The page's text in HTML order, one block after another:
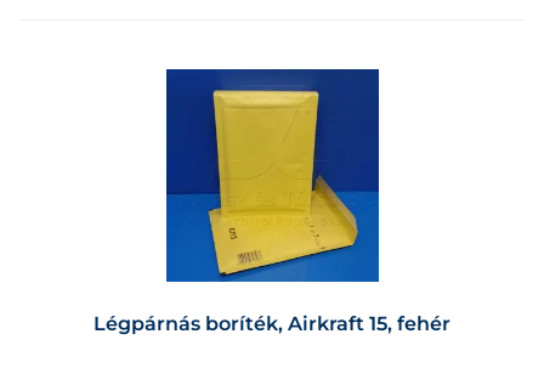
Légpárnás boríték, Airkraft 15, fehér